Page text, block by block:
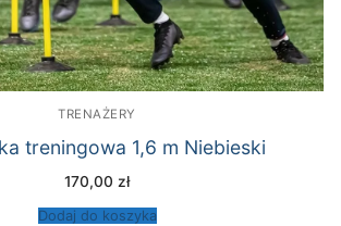
TRENAŻERY
treningowa 1,6 m Niebieski
170,00 zł
Dodaj do koszyka